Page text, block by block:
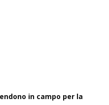
in campo per la